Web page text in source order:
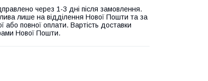
через 1-3 дні після замовлення.
лише на відділення Нової Пошти та за
або повної оплати. Вартість доставки
Нової Пошти.